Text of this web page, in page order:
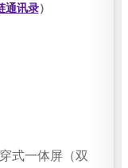
通讯录）
式一体屏（双